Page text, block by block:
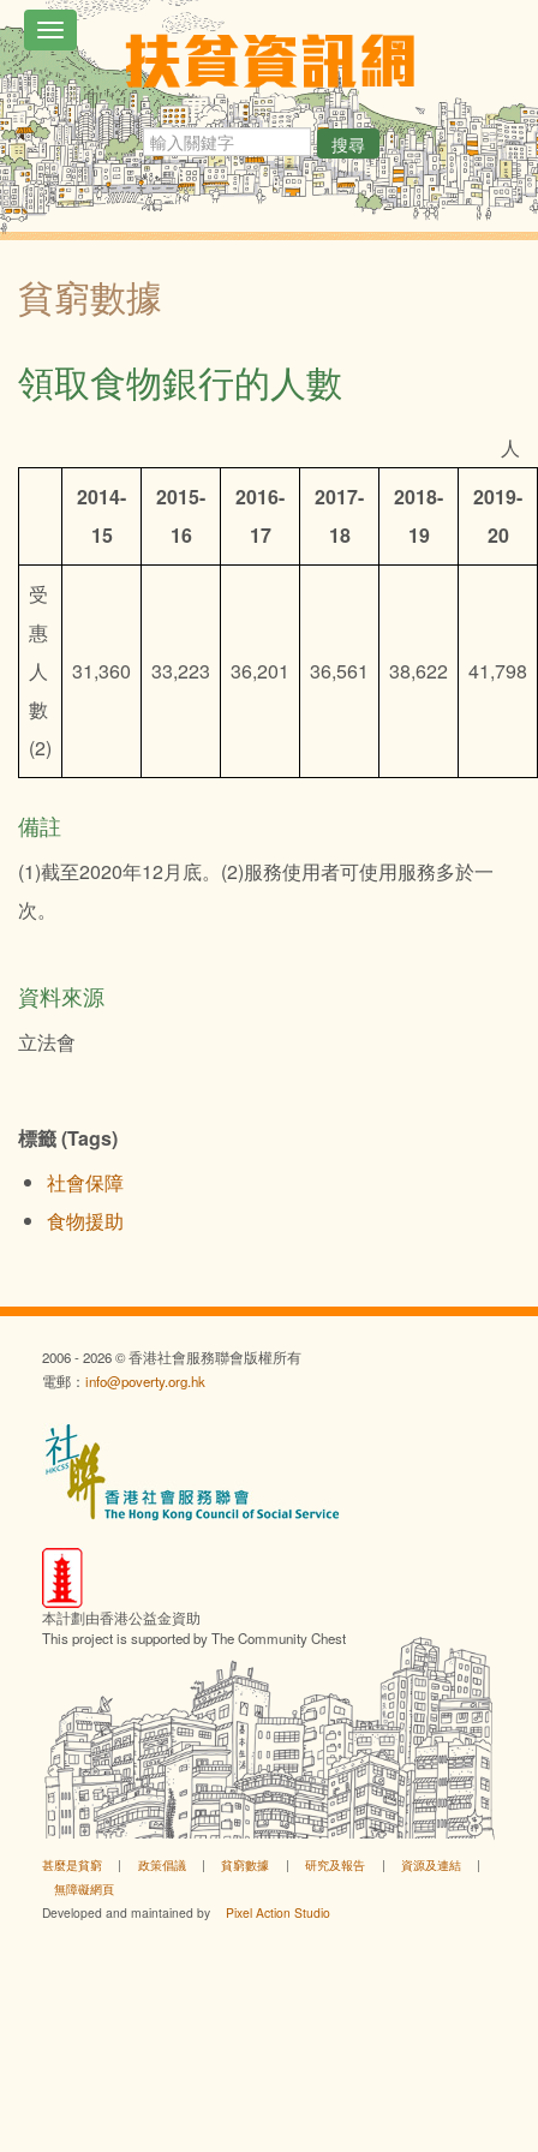
移
至
主
內
容
Toggle
navigation
搜尋
貧窮數據
領取食物銀行的人數
人
2014-
15
2015-
16
2016-
17
2017-
18
2018-
19
2019-
20
受
惠
人
數
(2)
31,360 33,223 36,201 36,561 38,622 41,798
備註
(1)截至2020年12月底。(2)服務使用者可使用服務多於一
次。
資料來源
立法會
標籤 (Tags)
社會保障
食物援助
2006 - 2026 © 香港社會服務聯會版權所有
電郵： info@poverty.org.hk
本計劃由香港公益金資助
This project is supported by The Community Chest
甚麼是貧窮 | 政策倡議 | 貧窮數據 | 研究及報告 | 資源及連結
|
無障礙網頁
Developed and maintained by
Pixel Action Studio